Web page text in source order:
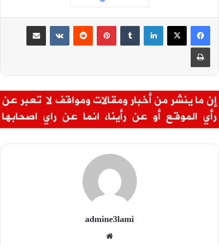
لينكدإن بينتيريست مشاركة عبر البريد
طباعة
admine3lami